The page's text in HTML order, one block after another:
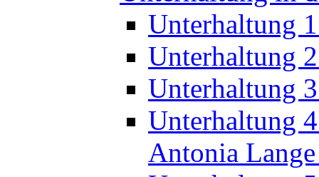
Unterhaltung
Unterhaltung
Antonia
Unterhaltung